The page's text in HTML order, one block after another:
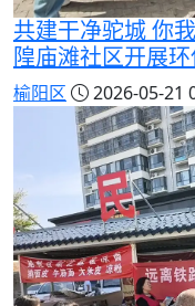
共建干净驼城 你
隍庙滩社区开展
榆阳区 2026-05-21